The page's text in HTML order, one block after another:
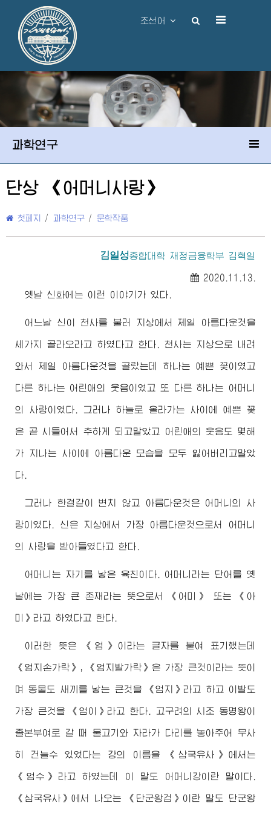
조선어
과학연구
단상 《어머니사랑》
첫페지 / 과학연구 / 문학작품
김일성종합대학 재정금융학부 김혁일
2020.11.13.
옛날 신화에는 이런 이야기가 있다.
어느날 신이 천사를 불러 지상에서 제일 아름다운것을
세가지 골라오라고 하였다고 한다. 천사는 지상으로 내려
와서 제일 아름다운것을 골랐는데 하나는 예쁜 꽃이였고
다른 하나는 어린애의 웃음이였고 또 다른 하나는 어머니
의 사랑이였다. 그러나 하늘로 올라가는 사이에 예쁜 꽃
은 곧 시들어서 추하게 되고말았고 어린애의 웃음도 몇해
가 지나는 사이에 아름다운 모습을 모두 잃어버리고말았
다.
그러나 한결같이 변치 않고 아름다운것은 어머니의 사
랑이였다. 신은 지상에서 가장 아름다운것으로서 어머니
의 사랑을 받아들였다고 한다.
어머니는 자기를 낳은 육친이다. 어머니라는 단어를 옛
날에는 가장 큰 존재라는 뜻으로서 《어미》 또는 《아
미》라고 하였다고 한다.
이러한 뜻은 《엄》이라는 글자를 붙여 표기했는데
《엄지손가락》, 《엄지발가락》은 가장 큰것이라는 뜻이
며 동물도 새끼를 낳는 큰것을 《엄지》라고 하고 이발도
가장 큰것을 《엄이》라고 한다. 고구려의 시조 동명왕이
졸본부여로 갈 때 물고기와 자라가 다리를 놓아주어 무사
히 건늘수 있었다는 강의 이름을 《삼국유사》에서는
《엄수》라고 하였는데 이 말도 어머니강이란 말이다.
《삼국유사》에서 나오는 《단군왕검》이란 말도 단군왕